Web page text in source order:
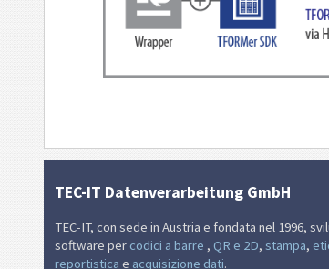
TEC-IT Datenverarbeitung GmbH
TEC-IT, con sede in Austria e fondata nel 1996,
software per codici a barre , QR e 2D, stampa,
reportistica e acquisizione dati.